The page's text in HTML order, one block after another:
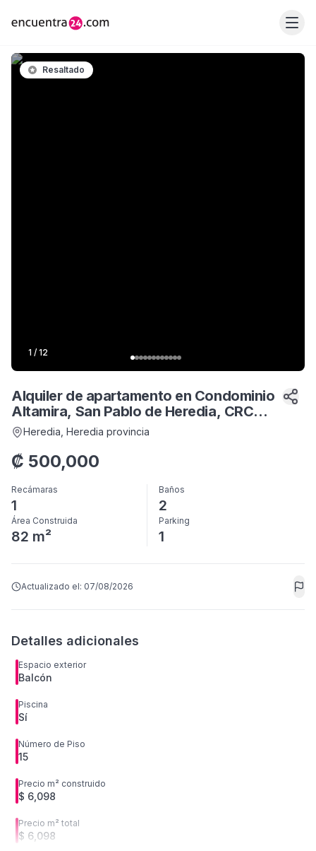
Resaltado
1 / 12
Alquiler de apartamento en Condominio
Altamira, San Pablo de Heredia, CRC
550,000 LINEA BLANCA
Heredia , Heredia provincia
₡ 500,000
Recámaras
1
Baños
2
Área Construida
82 m²
Parking
1
Actualizado el: 07/08/2026
Detalles adicionales
Espacio exterior
Balcón
Piscina
Sí
Número de Piso
15
Precio m² construido
$ 6,098
Precio m² total
$ 6,098